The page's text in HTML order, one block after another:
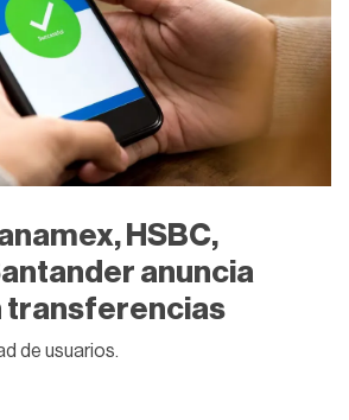
HSBC,
anuncia
transferencias
de usuarios.